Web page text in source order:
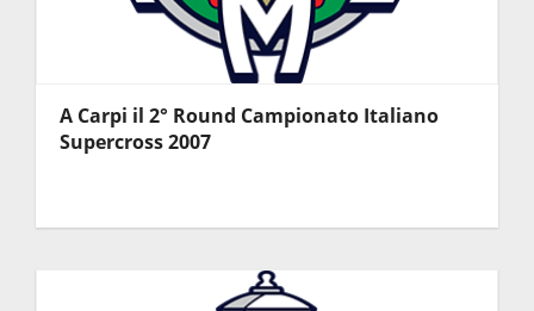
A Carpi il 2° Round Campionato Italiano
Supercross 2007